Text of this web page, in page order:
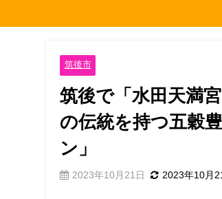
筑後市
筑後で「水田天満
の伝統を持つ五穀
ン」
2023年10月21日 2023年10月